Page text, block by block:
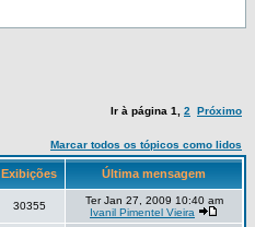
Ir à página 1 2 Próximo
Marcar todos os tópicos como lidos
Exibições Última mensagem
30355
Ter Jan 27, 2009 10:40 am
Ivanil Pimentel Vieira